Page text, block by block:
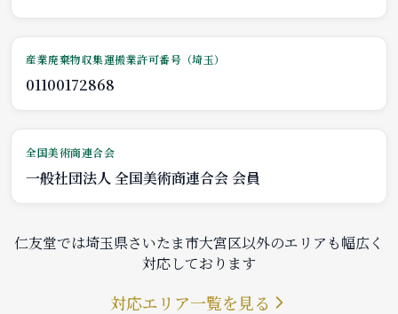
産業廃棄物収集運搬業許可番号（埼玉）
01100172868
全国美術商連合会
一般社団法人 全国美術商連合会 会員
仁友堂では埼玉県さいたま市大宮区以外のエリアも幅広く
対応しております
対応エリア一覧を見る